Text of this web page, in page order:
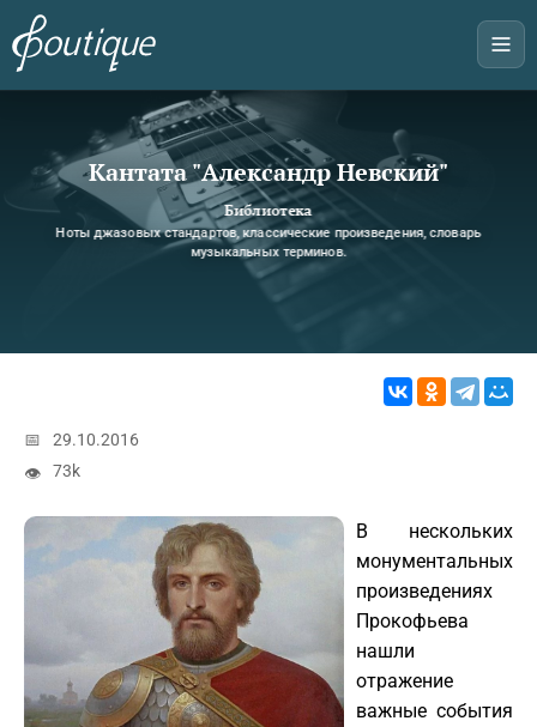
Кантата "Александр Невский"
Библиотека
Ноты джазовых стандартов, классические произведения, словарь
музыкальных терминов.
📅
29.10.2016
👁
73k
В нескольких
монументальных
произведениях
Прокофьева
нашли
отражение
важные события